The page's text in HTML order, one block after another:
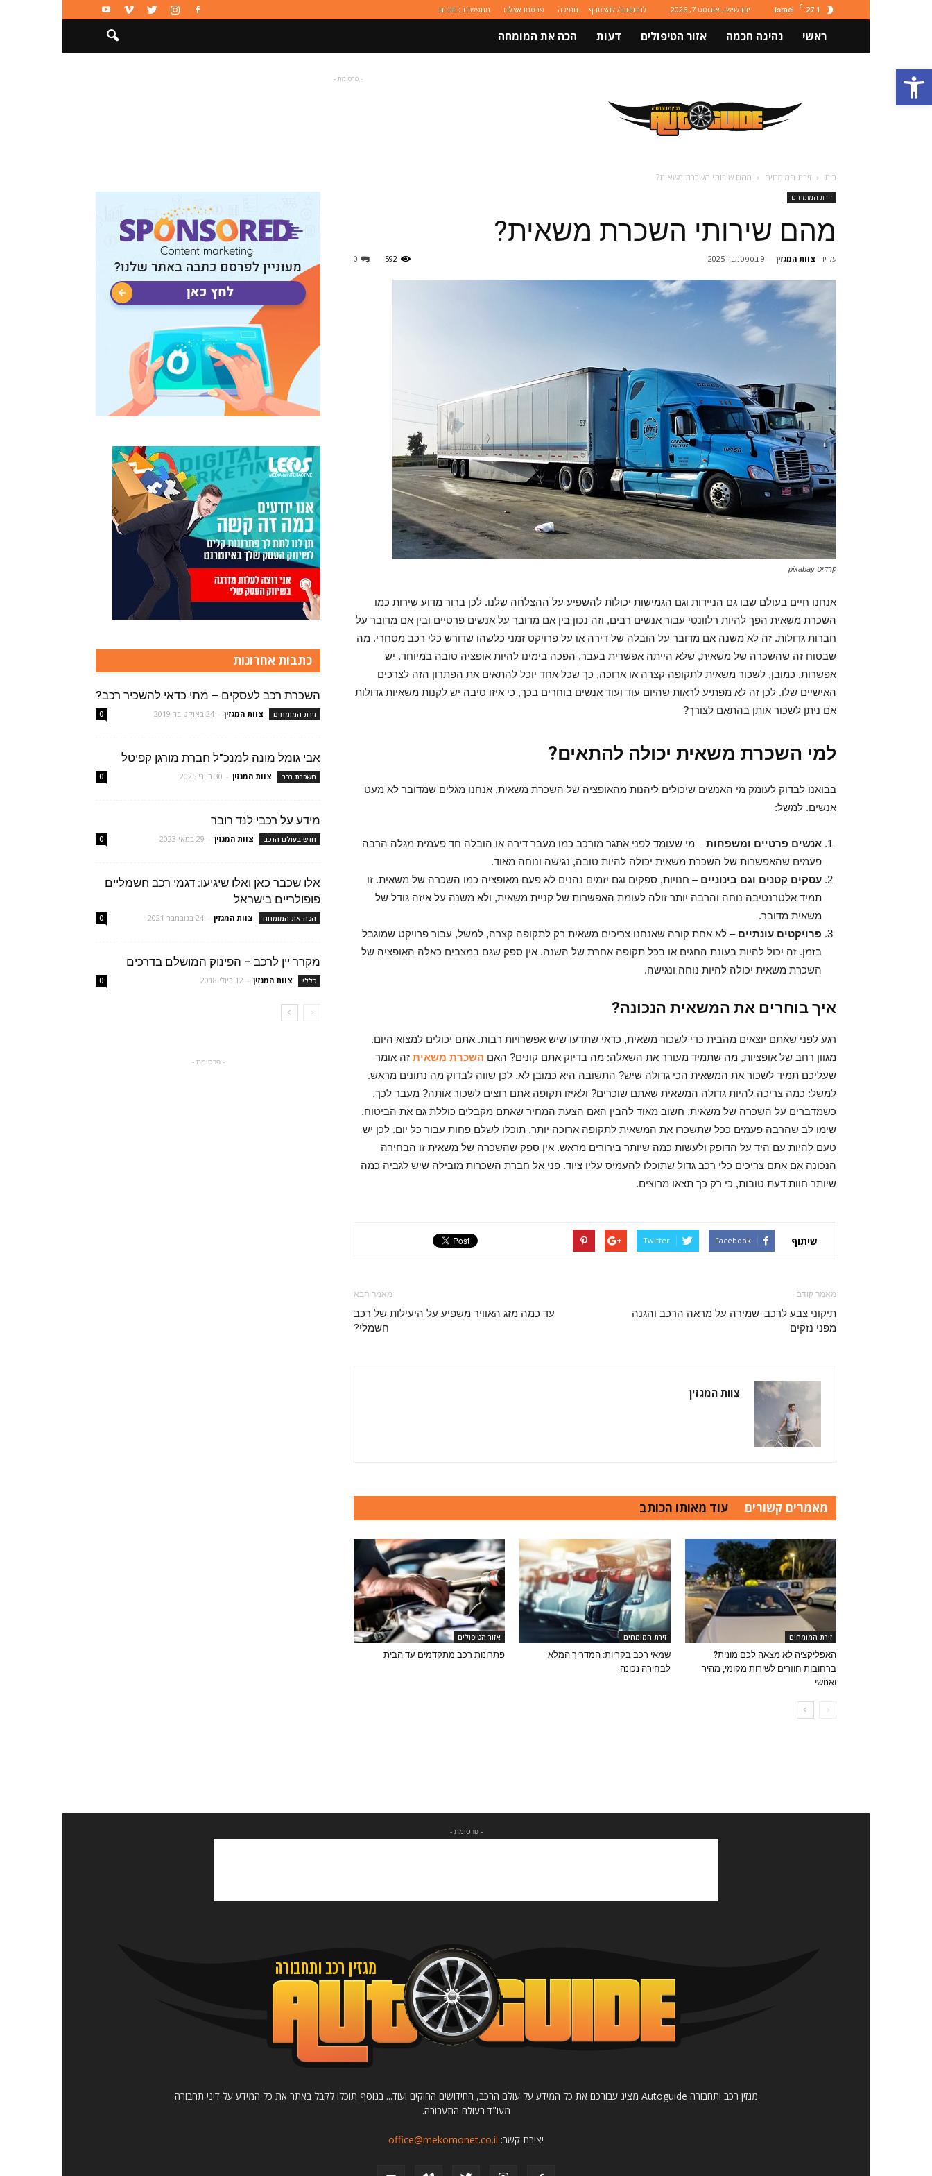
פתח סרגל נגישות
27.1
C
israel יום שישי, אוגוסט 7, 2026 לחתום ב/ להצטרף תמיכה פרסמו אצלנו מחפשים כותבים
ראשי נהיגה חכמה אזור הטיפולים דעות הכה את המומחה
ותחבורה
Autoguide
- פרסומת -
בית זירת המומחים מהם שירותי השכרת משאית?
זירת המומחים
מהם שירותי השכרת משאית?
על ידי צוות המגזין - 9 בספטמבר 2025 0 592
קרדיט pixabay
אנחנו חיים בעולם שבו גם הניידות וגם הגמישות יכולות להשפיע על ההצלחה שלנו. לכן ברור מדוע שירות כמו
השכרת משאית הפך להיות רלוונטי עבור אנשים רבים, וזה נכון בין אם מדובר על אנשים פרטיים ובין אם מדובר על
חברות גדולות. זה לא משנה אם מדובר על הובלה של דירה או על פרויקט זמני כלשהו שדורש כלי רכב מסחרי. מה
שבטוח זה שהשכרה של משאית, שלא הייתה אפשרית בעבר, הפכה בימינו להיות אופציה טובה במיוחד. יש
אפשרות, כמובן, לשכור משאית לתקופה קצרה או ארוכה, כך שכל אחד יוכל להתאים את הפתרון הזה לצרכים
האישיים שלו. לכן זה לא מפתיע לראות שהיום עוד ועוד אנשים בוחרים בכך, כי איזו סיבה יש לקנות משאיות גדולות
אם ניתן לשכור אותן בהתאם לצורך?
למי השכרת משאית יכולה להתאים?
בבואנו לבדוק לעומק מי האנשים שיכולים ליהנות מהאופציה של השכרת משאית, אנחנו מגלים שמדובר לא מעט
אנשים. למשל:
אנשים פרטיים ומשפחות– מי שעומד לפני אתגר מורכב כמו מעבר דירה או הובלה חד פעמית מגלה הרבה
פעמים שהאפשרות של השכרת משאית יכולה להיות טובה, נגישה ונוחה מאוד.
עסקים קטנים וגם בינוניים – חנויות, ספקים וגם יזמים נהנים לא פעם מאופציה כמו השכרה של משאית. זו
תמיד אלטרנטיבה נוחה והרבה יותר זולה לעומת האפשרות של קניית משאית, ולא משנה על איזה גודל של
משאית מדובר.
פרויקטים עונתיים – לא אחת קורה שאנחנו צריכים משאית רק לתקופה קצרה, למשל, עבור פרויקט שמוגבל
בזמן. זה יכול להיות בעונת החגים או בכל תקופה אחרת של השנה. אין ספק שגם במצבים כאלה האופציה של
השכרת משאית יכולה להיות נוחה ונגישה.
איך בוחרים את המשאית הנכונה?
רגע לפני שאתם יוצאים מהבית כדי לשכור משאית, כדאי שתדעו שיש אפשרויות רבות. אתם יכולים למצוא היום.
מגוון רחב של אופציות, מה שתמיד מעורר את השאלה: מה בדיוק אתם קונים? האם השכרת משאית זה אומר
שעליכם תמיד לשכור את המשאית הכי גדולה שיש? התשובה היא כמובן לא. לכן שווה לבדוק מה נתונים מראש.
למשל: כמה צריכה להיות גדולה המשאית שאתם שוכרים? ולאיזו תקופה אתם רוצים לשכור אותה? מעבר לכך,
כשמדברים על השכרה של משאית, חשוב מאוד להבין האם הצעת המחיר שאתם מקבלים כוללת גם את הביטוח.
שימו לב שהרבה פעמים ככל שתשכרו את המשאית לתקופה ארוכה יותר, תוכלו לשלם פחות עבור כל יום. לכן יש
טעם להיות עם היד על הדופק ולעשות כמה שיותר בירורים מראש. אין ספק שהשכרה של משאית זו הבחירה
הנכונה אם אתם צריכים כלי רכב גדול שתוכלו להעמיס עליו ציוד. פני אל חברת השכרות מובילה שיש לגביה כמה
שיותר חוות דעת טובות, כי רק כך תצאו מרוצים.
שיתוף Facebook
Twitter
מאמר קודם
תיקוני צבע לרכב: שמירה על מראה הרכב והגנה
מפני נזקים
מאמר הבא
עד כמה מזג האוויר משפיע על היעילות של רכב
חשמלי?
צוות המגזין
מאמרים קשורים עוד מאותו הכותב
זירת המומחים
האפליקציה לא מצאה לכם מונית?
ברחובות חוזרים לשירות מקומי, מהיר
ואנושי
זירת המומחים
שמאי רכב בקריות: המדריך המלא
לבחירה נכונה
אזור הטיפולים
פתרונות רכב מתקדמים עד הבית
כתבות אחרונות
השכרת רכב לעסקים – מתי כדאי להשכיר רכב?
זירת המומחים צוות המגזין - 24 באוקטובר 2019 0
אבי גומל מונה למנכ"ל חברת מורגן קפיטל
השכרת רכב צוות המגזין - 30 ביוני 2025 0
מידע על רכבי לנד רובר
חדש בעולם הרכב צוות המגזין - 29 במאי 2023 0
אלו שכבר כאן ואלו שיגיעו: דגמי רכב חשמליים
פופולריים בישראל
הכה את המומחה צוות המגזין - 24 בנובמבר 2021 0
מקרר יין לרכב – הפינוק המושלם בדרכים
כללי צוות המגזין - 12 ביולי 2018 0
- פרסומת -
- פרסומת -
מגזין רכב ותחבורה Autoguide מציג עבורכם את כל המידע על עולם הרכב, החידושים החוקים ועוד... בנוסף תוכלו לקבל באתר את כל המידע על דיני תחבורה
מעו"ד בעולם התעבורה.
יצירת קשר: office@mekomonet.co.il